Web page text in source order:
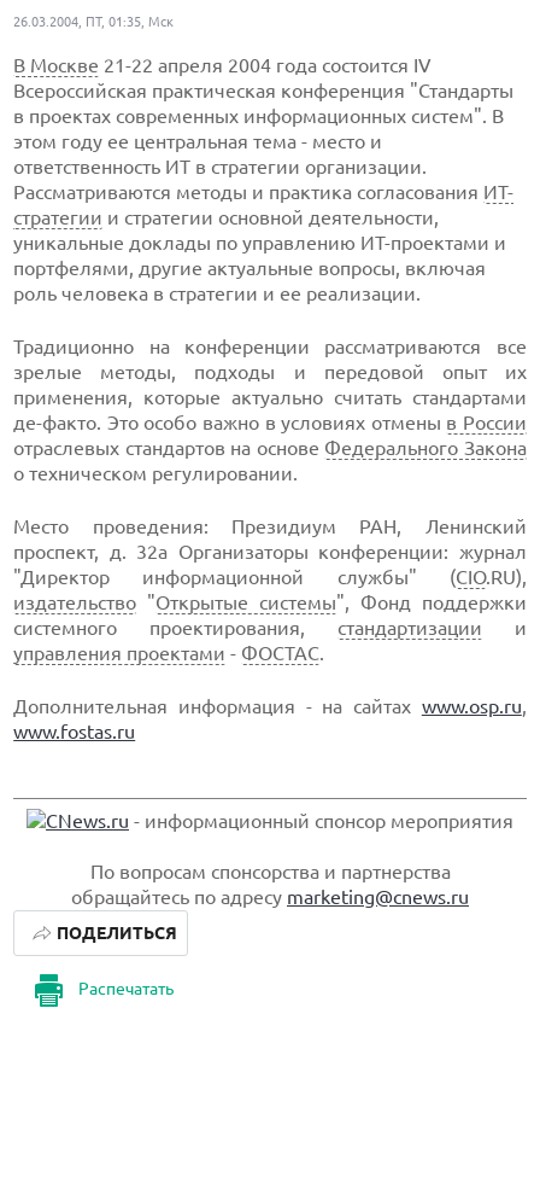
26.03.2004, ПТ, 01:35, Мск
В Москве 21-22 апреля 2004 года состоится IV
Всероссийская практическая конференция "Стандарты
в проектах современных информационных систем". В
этом году ее центральная тема - место и
ответственность ИТ в стратегии организации.
Рассматриваются методы и практика согласования ИТ-
стратегии и стратегии основной деятельности,
уникальные доклады по управлению ИТ-проектами и
портфелями, другие актуальные вопросы, включая
роль человека в стратегии и ее реализации.
Традиционно на конференции рассматриваются все
зрелые методы, подходы и передовой опыт их
применения, которые актуально считать стандартами
де-факто. Это особо важно в условиях отмены в России
отраслевых стандартов на основе Федерального Закона
о техническом регулировании.
Место проведения: Президиум РАН, Ленинский
проспект, д. 32а Организаторы конференции: журнал
"Директор информационной службы" (CIO.RU),
издательство "Открытые системы", Фонд поддержки
системного проектирования, стандартизации и
управления проектами - ФОСТАС.
Дополнительная информация - на сайтах www.osp.ru,
www.fostas.ru
- информационный спонсор мероприятия
По вопросам спонсорства и партнерства
обращайтесь по адресу marketing@cnews.ru
Распечатать
ПОДЕЛИТЬСЯ